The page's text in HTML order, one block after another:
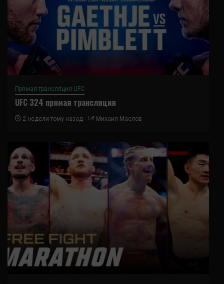
Прямая трансляция UFC
UFC 324 прямая трансляция
2 недели тому назад Михаил Маслов